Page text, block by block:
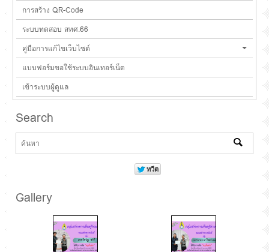
การสร้าง QR-Code
ระบบทดสอบ สทศ.66
คู่มือการแก้ไขเว็บไซต์
แบบฟอร์มขอใช้ระบบอินเทอร์เน็ต
เข้าระบบผู้ดูแล
Search
Gallery